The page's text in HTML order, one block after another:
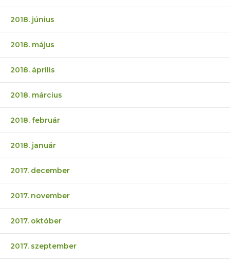
2018. június
2018. május
2018. április
2018. március
2018. február
2018. január
2017. december
2017. november
2017. október
2017. szeptember